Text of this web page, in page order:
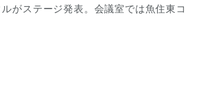
がステージ発表。会議室では魚住東コ